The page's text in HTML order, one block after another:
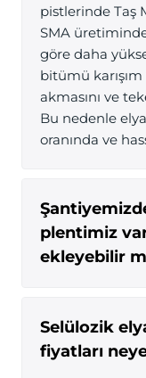
pistlerinde Taş
SMA
göre daha
bitümü
akmasını ve
Bu nedenle
oranında ve
plentimiz
ekleyebilir
Selülozik
fiyatları